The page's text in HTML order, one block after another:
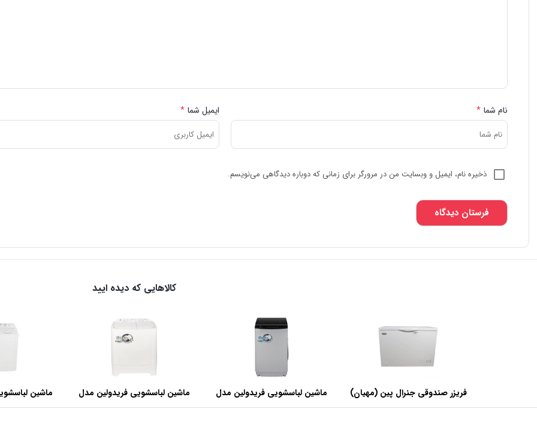
نام شما * ایمیل شما *
ذخیره نام، ایمیل و وبسایت من در مرورگر برای زمانی که دوباره دیدگاهی می‌نویسم.
کالاهایی که دیده ایید
فریزر صندوقی جنرال پین (مهیان)
با ظرفیت 440 لیتر
ماشین لباسشویی فریدولین مدل
SWF120A ظرفیت 12 کیلوگرم
ماشین لباسشویی فریدولین مدل
SWT68 ظرفیت 6.8 کیلوگرم
ماشین
SWT150 ظرفیت 15 کیلوگرم